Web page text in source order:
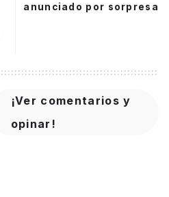
anunciado por sorpresa
¡Ver comentarios y
opinar!